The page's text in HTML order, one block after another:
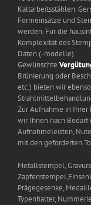
Kaltarbeitsstählen.
Formeinsätze und
werden. Für die
Komplexität des
Daten (-modelle).
Gewünschte
Brünierung oder
etc.) bieten wir
Zur Aufnahme in Ihrer
wir Ihnen nach
Aufnahmeleisten,
mit den geforderten
Metallstempel,
Prägegesenke,
Typenhalter,